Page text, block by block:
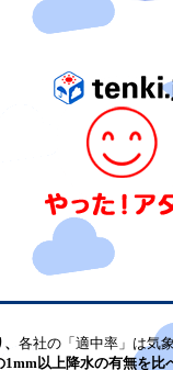
各社の「適中率」は気
以上降水の有無を比